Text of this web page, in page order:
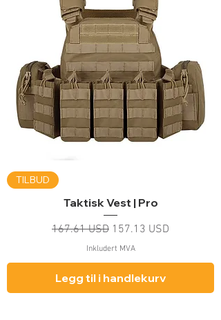
TILBUD
Taktisk Vest | Pro
Vanlig pris
167.61 USD Salgspris
157.13 USD
Inkludert MVA
Legg til i handlekurv